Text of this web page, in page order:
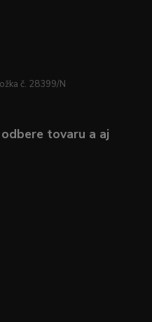
č. 28399/N
tovaru a aj